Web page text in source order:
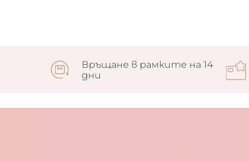
Връщане в рамките на 14
дни